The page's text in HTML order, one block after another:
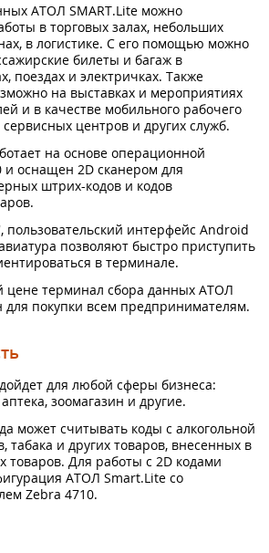
АТОЛ SMART.Lite можно
в торговых залах, небольших
в логистике. С его помощью можно
билеты и багаж в
поездах и электричках. Также
на выставках и мероприятиях
и в качестве мобильного рабочего
центров и других служб.
на основе операционной
оснащен 2D сканером для
штрих-кодов и кодов
пользовательский интерфейс Android
позволяют быстро приступить
в терминале.
цене терминал сбора данных АТОЛ
для покупки всем предпринимателям.
для любой сферы бизнеса:
зоомагазин и другие.
может считывать коды с алкогольной
табака и других товаров, внесенных в
товаров. Для работы с 2D кодами
АТОЛ Smart.Lite со
Zebra 4710.